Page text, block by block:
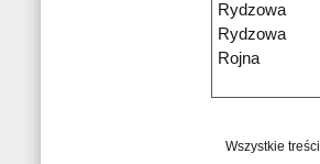
Rydzowa
Rydzowa
Rojna
Wszystkie